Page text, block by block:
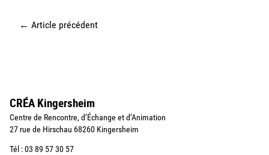
← Article précédent
CRÉA Kingersheim
Centre de Rencontre, d’Échange et d’Animation
27 rue de Hirschau 68260 Kingersheim
Tél : 03 89 57 30 57